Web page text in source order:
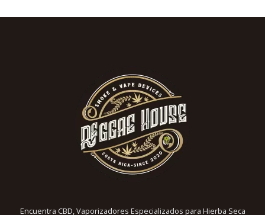
Encuentra CBD, Vaporizadores Especializados para Hierba Seca